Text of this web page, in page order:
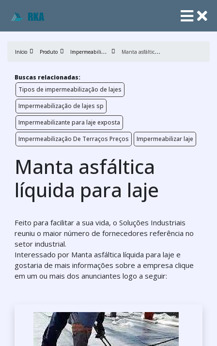
Início Produto I
mpermeabilização de lajes M
anta asfáltica líquida para laje
Buscas relacionadas:
Tipos de impermeabilização de lajes
Impermeabilização de lajes sp
Impermeabilizante para laje exposta
Impermeabilização De Terraços Preços
Impermeabilizar laje
Manta asfáltica
líquida para laje
Feito para facilitar a sua vida, o Soluções Industriais
reuniu o maior número de fornecedores referência no
setor industrial.
Interessado por Manta asfáltica líquida para laje e
gostaria de mais informações sobre a empresa clique
em um ou mais dos anunciantes logo a seguir: